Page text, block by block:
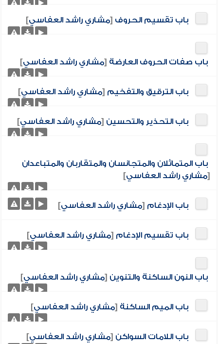
باب تقسيم الحروف [مشاري راشد العفاسي]
باب صفات الحروف العارضة [مشاري راشد العفاسي]
باب الترقيق والتفخيم [مشاري راشد العفاسي]
باب التحذير والتحسين [مشاري راشد العفاسي]
باب المتماثلان والمتجانسان والمتقاربان والمتباعدان
[مشاري راشد العفاسي]
باب الإدغام [مشاري راشد العفاسي]
باب تقسيم الإدغام [مشاري راشد العفاسي]
باب النون الساكنة والتنوين [مشاري راشد العفاسي]
باب الميم الساكنة [مشاري راشد العفاسي]
باب اللامات السواكن [مشاري راشد العفاسي]